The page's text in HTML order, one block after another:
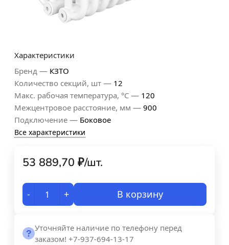
Характеристики
Бренд — КЗТО
Количество секций, шт — 12
Макс. рабочая температура, °С — 120
Межцентровое расстояние, мм — 900
Подключение — Боковое
Все характеристики
53 889,70 ₽/шт.
- + В корзину
Уточняйте наличие по телефону перед
заказом! +7-937-694-13-17